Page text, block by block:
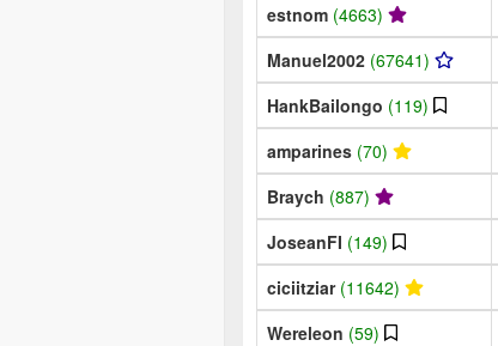
estnom (4663)
Manuel2002 (67641)
HankBailongo (119)
amparines (70)
Braych (887)
JoseanFI (149)
ciciitziar (11642)
Wereleon (59)